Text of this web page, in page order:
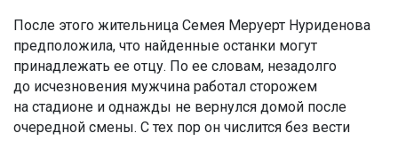
После этого жительница Семея Меруерт Нуриденова
предположила, что найденные останки могут
принадлежать ее отцу. По ее словам, незадолго
до исчезновения мужчина работал сторожем
на стадионе и однажды не вернулся домой после
очередной смены. С тех пор он числится без вести